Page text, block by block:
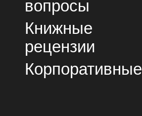
вопросы
Книжные
рецензии
Корпоративные